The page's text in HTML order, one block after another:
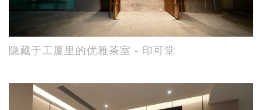
隐藏于工厦里的优雅茶室 - 印可堂